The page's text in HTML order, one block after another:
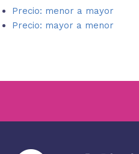
Precio: menor a mayor
Precio: mayor a menor